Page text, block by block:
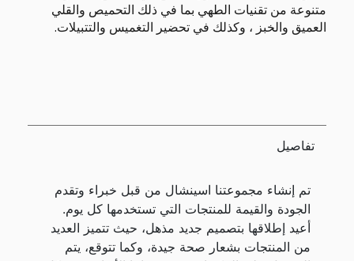
متنوعة من تقنيات الطهي بما في ذلك التحميص والقلي
العميق والخبز ، وكذلك في تحضير التغميس والتتبيلات.
تفاصيل
تم إنشاء مجموعتنا اسينشال من قبل خبراء وتقدم
الجودة والقيمة للمنتجات التي تستخدمها كل يوم.
أعيد إطلاقها بتصميم جديد مذهل، حيث تتميز العديد
من المنتجات بشعار صحة جيدة، وكما تتوقع، يتم